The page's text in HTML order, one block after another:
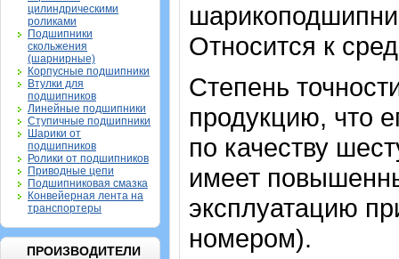
цилиндрическими
роликами
Подшипники
скольжения
(шарнирные)
Корпусные подшипники
Втулки для
подшипников
Линейные подшипники
Ступичные подшипники
Шарики от
подшипников
Ролики от подшипников
Приводные цепи
Подшипниковая смазка
Конвейерная лента на
транспортеры
ПРОИЗВОДИТЕЛИ
Относится к
Степень
продукцию, что
по качеству
имеет
эксплуатацию
номером).